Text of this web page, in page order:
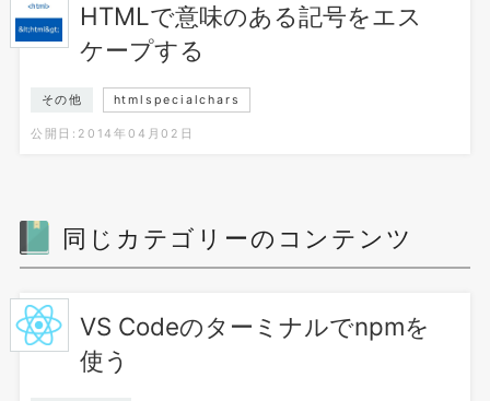
HTMLで意味のある記号をエス
ケープする
その他 htmlspecialchars
公開日:2014年04月02日
同じカテゴリーのコンテンツ
VS Codeのターミナルでnpmを
使う